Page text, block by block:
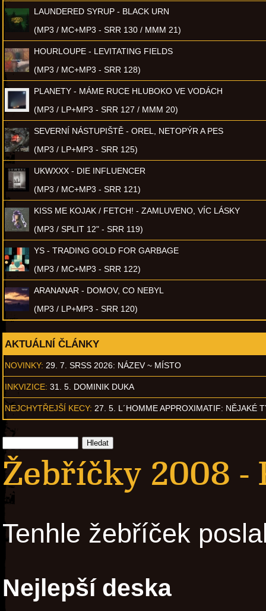
LAUNDERED SYRUP - BLACK URN
(MP3 / MC+MP3 - SRR 130 / MMM 21)
HOURLOUPE - LEVITATING FIELDS
(MP3 / MC+MP3 - SRR 128)
PLANETY - MÁME RUCE HLUBOKO VE VODÁCH
(MP3 / LP+MP3 - SRR 127 / MMM 20)
SEVERNÍ NÁSTUPIŠTĚ - OREL, NETOPÝR A PES
(MP3 / LP+MP3 - SRR 125)
UKWXXX - DIE INFLUENCER
(MP3 / MC+MP3 - SRR 121)
KISS ME KOJAK / FETCH! - ZAMLUVENO, VÍC LÁSKY
(MP3 / SPLIT 12" - SRR 119)
YS - TRADING GOLD FOR GARBAGE
(MP3 / MC+MP3 - SRR 122)
ARANANAR - DOMOV, CO NEBYL
(MP3 / LP+MP3 - SRR 120)
AKTUÁLNÍ ČLÁNKY
NOVINKY: 29. 7. SRSS 2026: NÁZEV ~ MÍSTO
INKVIZICE: 31. 5. DOMINIK DUKA
NEJCHYTŘEJŠÍ KECY: 27. 5. L´HOMME APPROXIMATIF: NĚJAKÉ
Žebříčky 2008 -
Tenhle žebříček
Nejlepší deska